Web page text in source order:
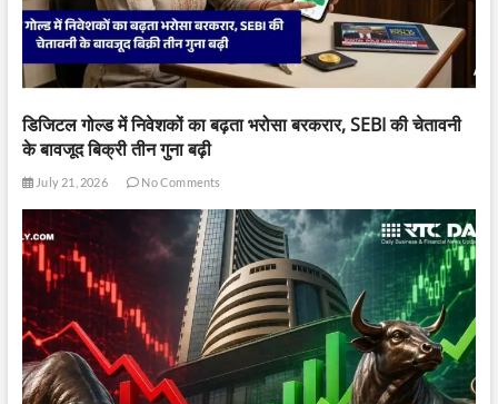
डिजिटल गोल्ड में निवेशकों का बढ़ता भरोसा बरकरार, SEBI की चेतावनी
के बावजूद बिक्री तीन गुना बढ़ी
July 21, 2026 No Comments